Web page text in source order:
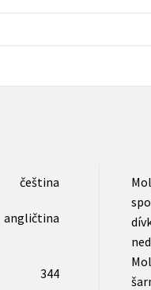
čeština
angličtina
344